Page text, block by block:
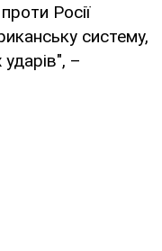
Росії
систему,
–